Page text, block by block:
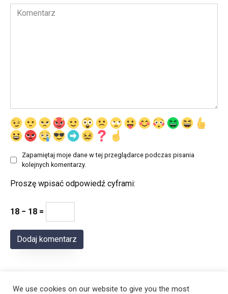
Komentarz
Zapamiętaj moje dane w tej przeglądarce podczas pisania
kolejnych komentarzy.
Proszę wpisać odpowiedź cyframi:
18 − 18 =
We use cookies on our website to give you the most